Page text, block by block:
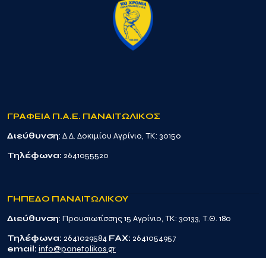
ΓΡΑΦΕΙΑ Π.Α.Ε. ΠΑΝΑΙΤΩΛΙΚΟΣ
Διεύθυνση: Δ.Δ. Δοκιμίου Αγρίνιο, TK: 30150
Τηλέφωνα: 2641055520
ΓΗΠΕΔΟ ΠΑΝΑΙΤΩΛΙΚΟΥ
Διεύθυνση: Προυσιωτίσσης 15 Αγρίνιο, TK: 30133, Τ.Θ. 180
Τηλέφωνα: 2641029584 FAX: 2641054957
email: info@panetolikos.gr